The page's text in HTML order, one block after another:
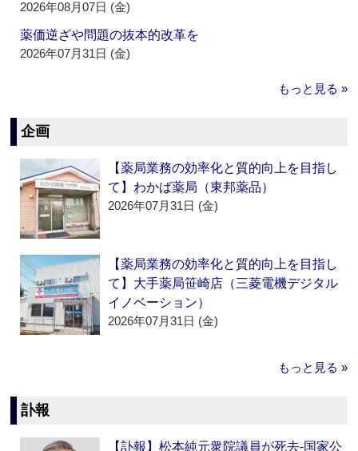
2026年08月07日 (金)
薬価逆ざや問題の抜本的改革を
2026年07月31日 (金)
もっと見る »
企画
【薬局業務の効率化と質的向上を目指し
て】わかば薬局（東邦薬品）
2026年07月31日 (金)
【薬局業務の効率化と質的向上を目指し
て】大手薬局笹崎店（三菱電機デジタル
イノベーション）
2026年07月31日 (金)
もっと見る »
訃報
【訃報】松本純元衆院議員が死去‐国家公